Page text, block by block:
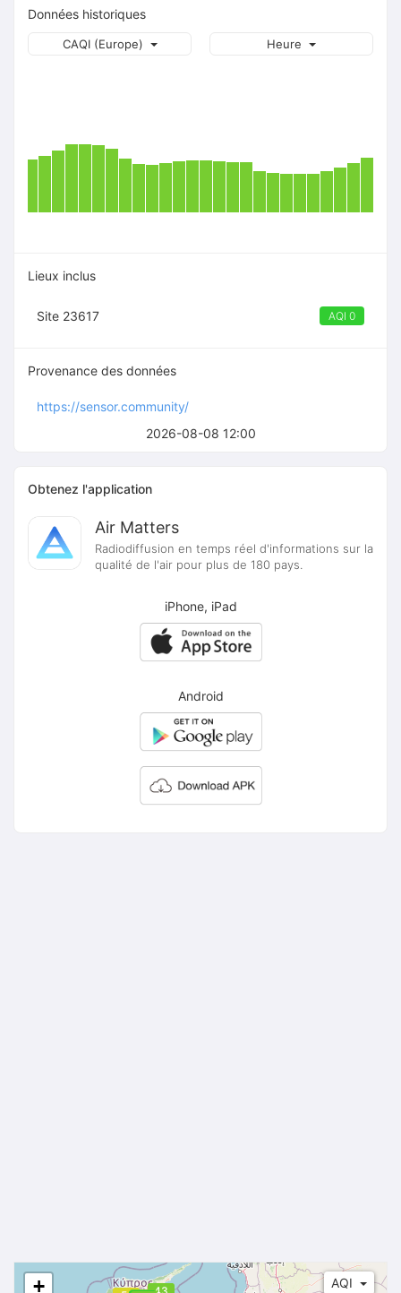
2026-08-08 12:00
Données historiques
Heure
CAQI (Europe)
Lieux inclus
Site 23617 AQI 0
Provenance des données
https://sensor.community/
Obtenez l'application
Air Matters
Radiodiffusion en temps réel d'informations sur la
qualité de l'air pour plus de 180 pays.
iPhone, iPad
Android
AQI
+